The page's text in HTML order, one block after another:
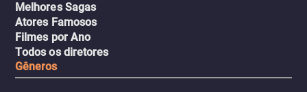
Melhores Sagas
Atores Famosos
Filmes por Ano
Todos os diretores
Gêneros